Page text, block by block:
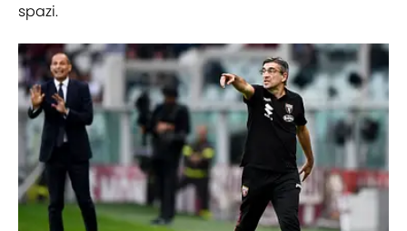
spazi.